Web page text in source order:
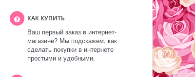
КАК КУПИТЬ
Ваш первый заказ в интернет-
магазине? Мы подскажем, как
сделать покупки в интернете
простыми и удобными.